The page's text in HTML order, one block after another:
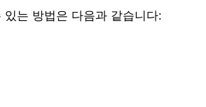
는 방법은 다음과 같습니다: